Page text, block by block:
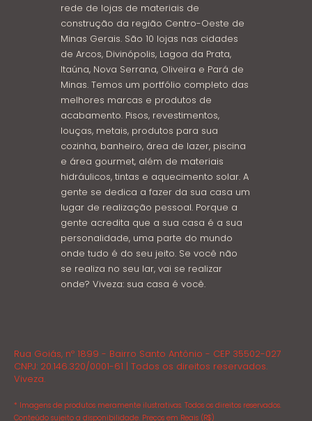
rede de lojas de materiais de
construção da região Centro-Oeste de
Minas Gerais. São 10 lojas nas cidades
de Arcos, Divinópolis, Lagoa da Prata,
Itaúna, Nova Serrana, Oliveira e Pará de
Minas. Temos um portfólio completo das
melhores marcas e produtos de
acabamento. Pisos, revestimentos,
louças, metais, produtos para sua
cozinha, banheiro, área de lazer, piscina
e área gourmet, além de materiais
hidráulicos, tintas e aquecimento solar. A
gente se dedica a fazer da sua casa um
lugar de realização pessoal. Porque a
gente acredita que a sua casa é a sua
personalidade, uma parte do mundo
onde tudo é do seu jeito. Se você não
se realiza no seu lar, vai se realizar
onde? Viveza: sua casa é você.
Rua Goiás, nº 1899 - Bairro Santo Antônio - CEP 35502-027
CNPJ: 20.146.320/0001-61 | Todos os direitos reservados.
Viveza.
* Imagens de produtos meramente ilustrativas. Todos os direitos reservados.
Conteúdo sujeito a disponibilidade. Preços em Reais (R$)